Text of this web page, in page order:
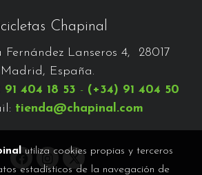
Chapinal
Fernández Lanseros 4, 28017
Madrid, España.
91 404 18 53 - (+34) 91 404 50
tienda@chapinal.com
utiliza cookies propias y terceros
estadísticos de la navegación de